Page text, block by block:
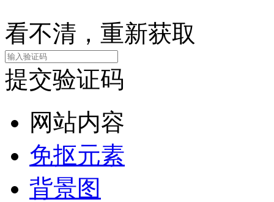
看不清，重新获取
提交验证码
网站内容
免抠元素
背景图